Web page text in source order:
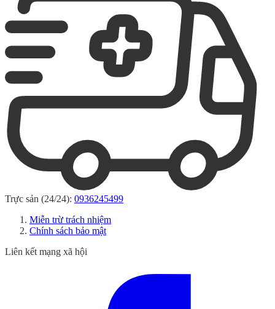
Trực sản (24/24): 0936245499
Miễn trừ trách nhiệm
Chính sách bảo mật
Liên kết mạng xã hội